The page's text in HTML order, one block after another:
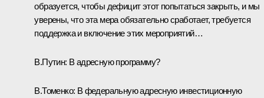
образуется, чтобы дефицит этот попытаться закрыть, и мы
уверены, что эта мера обязательно сработает, требуется
поддержка и включение этих мероприятий…
В.Путин: В адресную программу?
В.Томенко: В федеральную адресную инвестиционную